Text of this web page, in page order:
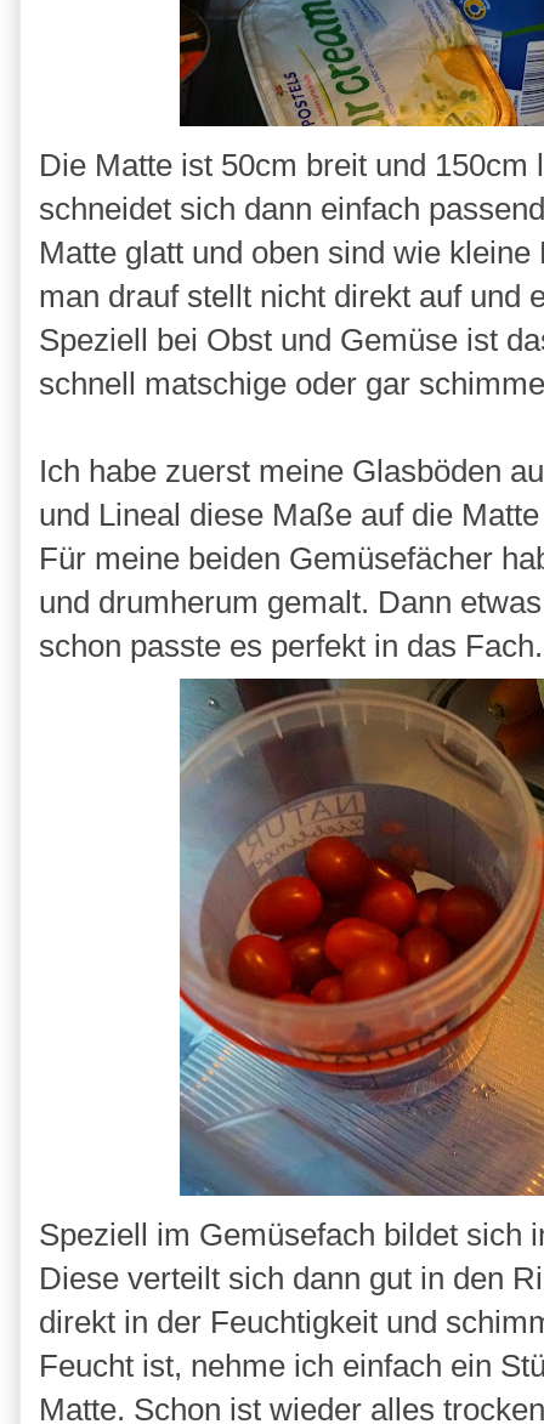
Die Matte ist 50cm breit und
schneidet sich dann einfach
Matte glatt und oben sind wie
man drauf stellt nicht direkt auf und
Speziell bei Obst und Gemüse ist
schnell matschige oder gar
Ich habe zuerst meine Glasböden
und Lineal diese Maße auf die
Für meine beiden Gemüsefächer
und drumherum gemalt. Dann
schon passte es perfekt in das Fach.
Speziell im Gemüsefach bildet sich
Diese verteilt sich dann gut in den
direkt in der Feuchtigkeit und
Feucht ist, nehme ich einfach ein
Matte. Schon ist wieder alles